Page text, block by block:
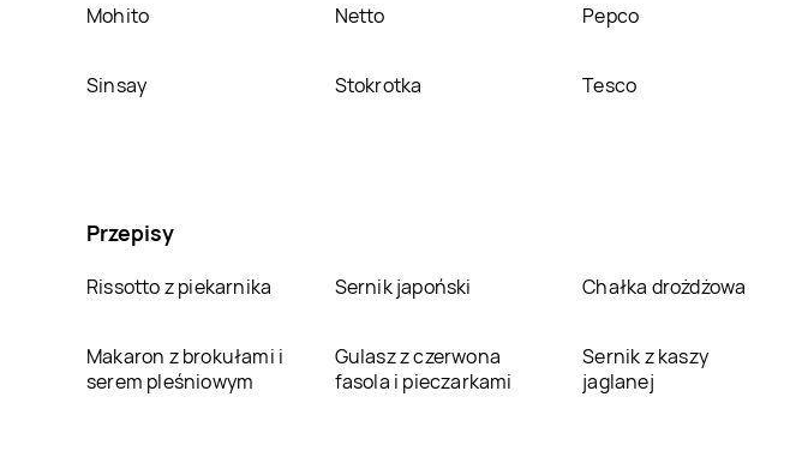
Mohito Netto Pepco
Sinsay Stokrotka Tesco
Przepisy
Rissotto z piekarnika Sernik japoński Chałka drożdżowa
Makaron z brokułami i
serem pleśniowym
Gulasz z czerwona
fasola i pieczarkami
Sernik z kaszy
jaglanej